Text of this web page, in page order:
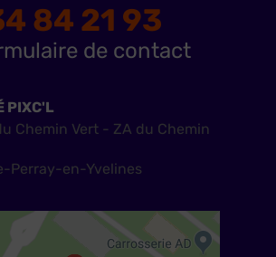
84 21 93
de contact
PIXC'L
Chemin Vert - ZA du Chemin
Perray-en-Yvelines